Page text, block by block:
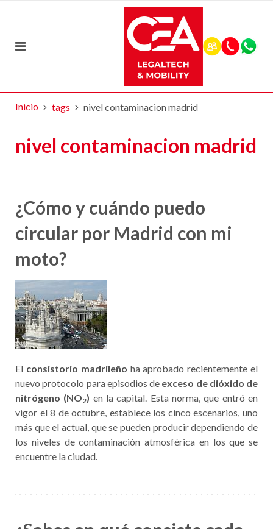
Inicio tags nivel contaminacion madrid
nivel contaminacion madrid
¿Cómo y cuándo puedo
circular por Madrid con mi
moto?
El consistorio madrileño ha aprobado recientemente el
nuevo protocolo para episodios de exceso de dióxido de
nitrógeno (NO2) en la capital. Esta norma, que entró en
vigor el 8 de octubre, establece los cinco escenarios, uno
más que el actual, que se pueden producir dependiendo de
los niveles de contaminación atmosférica en los que se
encuentre la ciudad.